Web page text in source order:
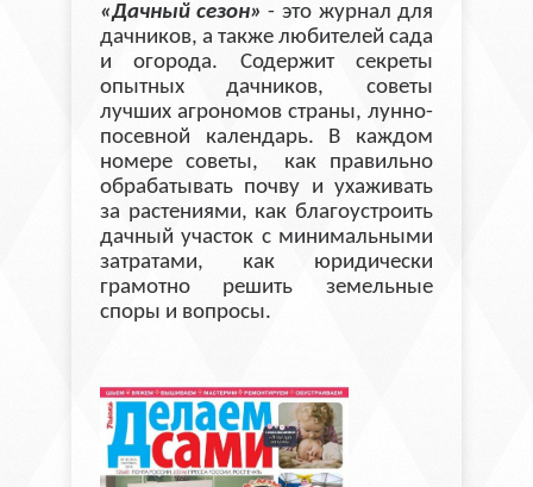
«Дачный сезон» - это журнал для
дачников, а также любителей сада
и огорода. Содержит секреты
опытных дачников, советы
лучших агрономов страны, лунно-
посевной календарь. В каждом
номере советы, как правильно
обрабатывать почву и ухаживать
за растениями, как благоустроить
дачный участок с минимальными
затратами, как юридически
грамотно решить земельные
споры и вопросы.